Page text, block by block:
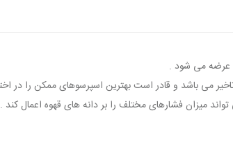
میزان فشارهای مختلف را بر دانه های قهوه اعمال کند .